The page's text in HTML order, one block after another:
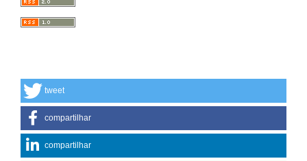
tweet
compartilhar
compartilhar